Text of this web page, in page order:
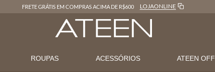
FRETE GRÁTIS EM COMPRAS ACIMA DE R$600 LOJAONLINE
ROUPAS ACESSÓRIOS ATEEN OFF